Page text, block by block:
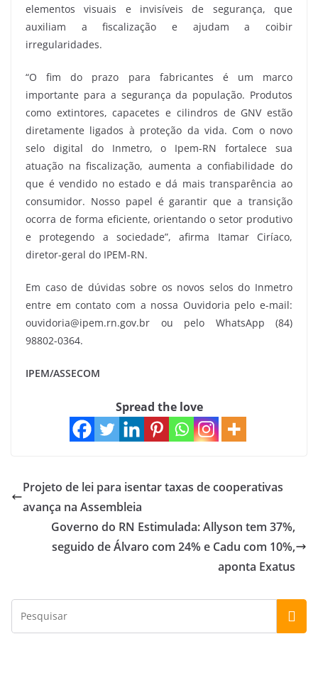
elementos visuais e invisíveis de segurança, que
auxiliam a fiscalização e ajudam a coibir
irregularidades.
“O fim do prazo para fabricantes é um marco
importante para a segurança da população. Produtos
como extintores, capacetes e cilindros de GNV estão
diretamente ligados à proteção da vida. Com o novo
selo digital do Inmetro, o Ipem-RN fortalece sua
atuação na fiscalização, aumenta a confiabilidade do
que é vendido no estado e dá mais transparência ao
consumidor. Nosso papel é garantir que a transição
ocorra de forma eficiente, orientando o setor produtivo
e protegendo a sociedade”, afirma Itamar Ciríaco,
diretor-geral do IPEM-RN.
Em caso de dúvidas sobre os novos selos do Inmetro
entre em contato com a nossa Ouvidoria pelo e-mail:
ouvidoria@ipem.rn.gov.br ou pelo WhatsApp (84)
98802-0364.
IPEM/ASSECOM
Spread the love
Projeto de lei para isentar taxas de cooperativas
avança na Assembleia
Governo do RN Estimulada: Allyson tem 37%,
seguido de Álvaro com 24% e Cadu com 10%,
aponta Exatus